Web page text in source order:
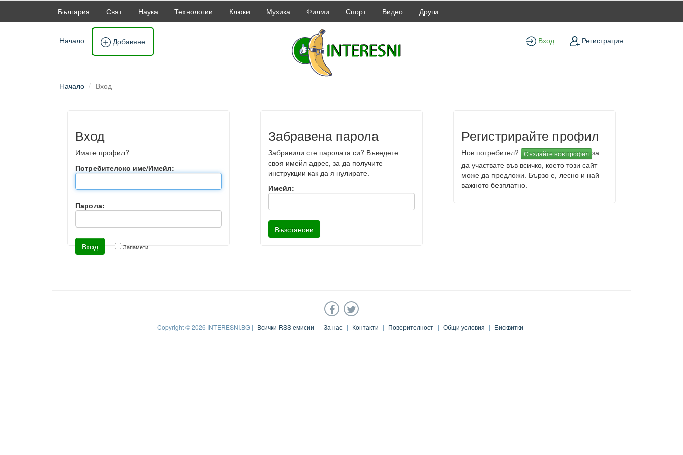
България Свят Наука Технологии Клюки Музика Филми Спорт Видео Други
Начало Регистрация
Вход
Добавяне
Начало Вход
Вход
Имате профил?
Потребителско име/Имейл:
Парола:
Запамети
Забравена парола
Забравили сте паролата си? Въведете
своя имейл адрес, за да получите
инструкции как да я нулирате.
Имейл:
Регистрирайте профил
Нов потребител? Създайте нов профил за
да участвате във всичко, което този сайт
може да предложи. Бързо е, лесно и най-
важното безплатно.
Copyright © 2026 INTERESNI.BG | Всички RSS емисии | За нас | Контакти | Поверителност | Общи условия | Бисквитки